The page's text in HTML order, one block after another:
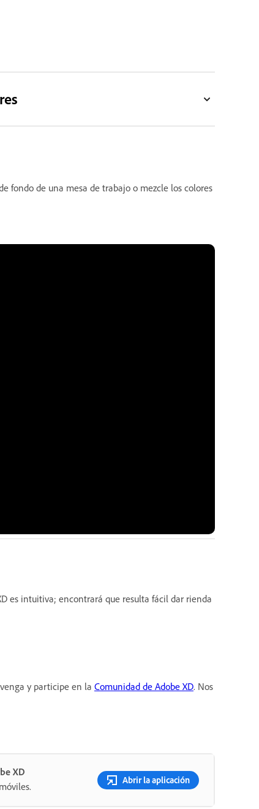
fondo de una mesa de trabajo o mezcle los colores
es intuitiva; encontrará que resulta fácil dar rienda
y participe en la Comunidad de Adobe XD. Nos
XD
Abrir la aplicación